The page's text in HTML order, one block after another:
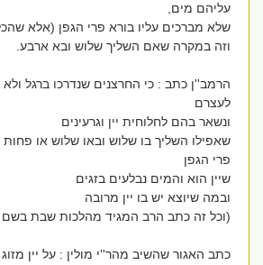
עליהם מים,
שלא מברכים עליו בורא פרי הגפן (אלא שהכל
וזה במקרה שאם השליך שלוש ובא ארבע.
הרמב''ן כתב : כי החרצנים שנדרכו ברגל ולא
לעצרם
ונשאר בהם לחלוחית יין וגרעינים
שאפילו השליך בו שלוש ובאו שלוש או פחות
פרי הגפן
שיין הוא והמים נבלעים בזגים
ובמה שיוצא יש בו יין מרובה
(וכל זה כתב הרב המגיד מהלכות שבת בשם
כתב האגור שהשיב מהר''י מולין : על יין מזוג